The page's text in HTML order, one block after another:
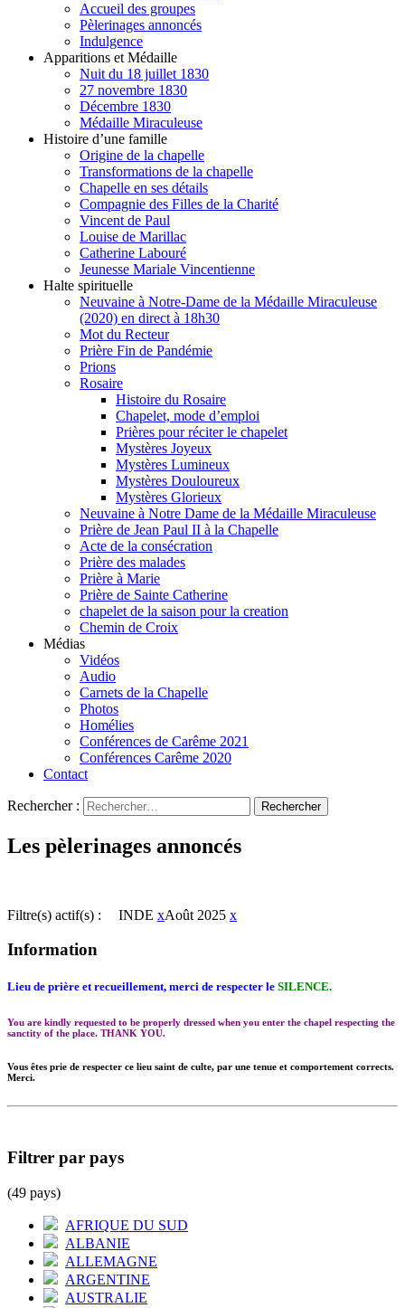
Accueil des groupes
Pèlerinages annoncés
Indulgence
Apparitions et Médaille
Nuit du 18 juillet 1830
27 novembre 1830
Décembre 1830
Médaille Miraculeuse
Histoire d’une famille
Origine de la chapelle
Transformations de la chapelle
Chapelle en ses détails
Compagnie des Filles de la Charité
Vincent de Paul
Louise de Marillac
Catherine Labouré
Jeunesse Mariale Vincentienne
Halte spirituelle
Neuvaine à Notre-Dame de la Médaille Miraculeuse
(2020) en direct à 18h30
Mot du Recteur
Prière Fin de Pandémie
Prions
Rosaire
Histoire du Rosaire
Chapelet, mode d’emploi
Prières pour réciter le chapelet
Mystères Joyeux
Mystères Lumineux
Mystères Douloureux
Mystères Glorieux
Neuvaine à Notre Dame de la Médaille Miraculeuse
Prière de Jean Paul II à la Chapelle
Acte de la consécration
Prière des malades
Prière à Marie
Prière de Sainte Catherine
chapelet de la saison pour la creation
Chemin de Croix
Médias
Vidéos
Audio
Carnets de la Chapelle
Photos
Homélies
Conférences de Carême 2021
Conférences Carême 2020
Contact
Rechercher :
Les pèlerinages annoncés
Filtre(s) actif(s) : INDE xAoût 2025 x
Information
Lieu de prière et recueillement, merci de respecter le SILENCE.
You are kindly requested to be properly dressed when you enter the chapel respecting the
sanctity of the place. THANK YOU.
Vous êtes prie de respecter ce lieu saint de culte, par une tenue et comportement corrects.
Merci.
Filtrer par pays
(49 pays)
AFRIQUE DU SUD
ALBANIE
ALLEMAGNE
ARGENTINE
AUSTRALIE